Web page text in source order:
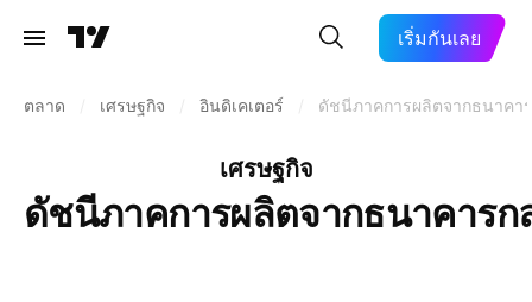
เริ่มกันเลย
ตลาด เศรษฐกิจ อินดิเคเตอร์ ดัชนีภาคการผลิตจากธนาคา
เศรษฐกิจ
ดัชนีภาคการผลิตจากธนาคาร